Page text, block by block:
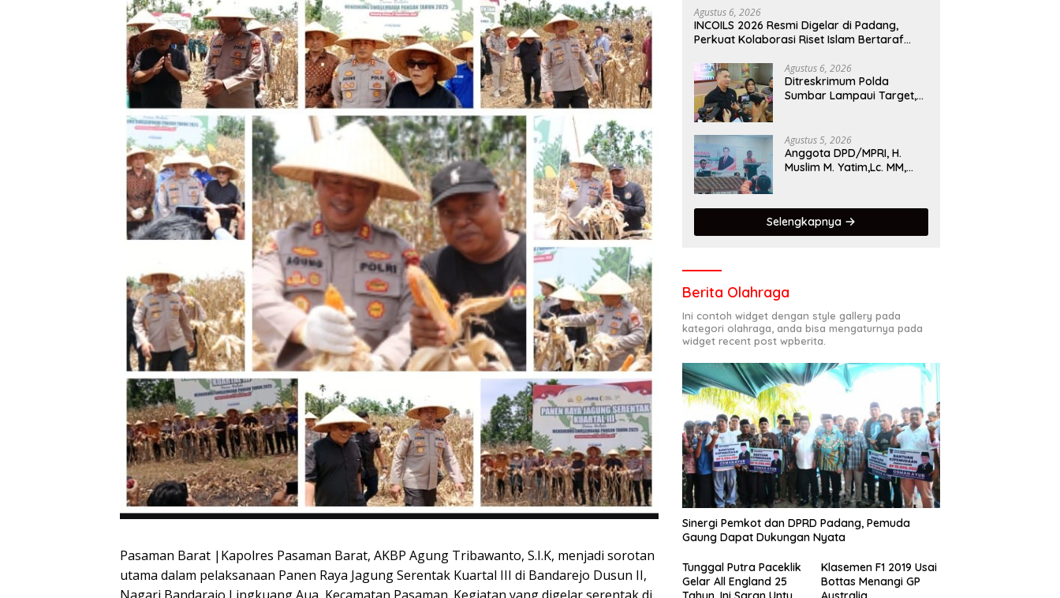
sumbar
tv
live
Pasaman Barat |Kapolres Pasaman Barat, AKBP Agung Tribawanto, S.I.K, menjadi sorotan
utama dalam pelaksanaan Panen Raya Jagung Serentak Kuartal III di Bandarejo Dusun II,
Agustus 6, 2026
INCOILS 2026 Resmi Digelar di Padang,
Perkuat Kolaborasi Riset Islam Bertaraf
Agustus 6, 2026
Ditreskrimum Polda
Sumbar Lampaui Target,
Hasil Maksimal
Agustus 5, 2026
Anggota DPD/MPRI, H.
Muslim M. Yatim,Lc. MM,
satu garda terdepan
dalam Bencana
Selengkapnya
Berita Olahraga
Ini contoh widget dengan style gallery pada
kategori olahraga, anda bisa mengaturnya pada
widget recent post wpberita.
Sinergi Pemkot dan DPRD Padang, Pemuda
Gaung Dapat Dukungan Nyata
Tunggal Putra Paceklik
Gelar All England 25
Klasemen F1 2019 Usai
Bottas Menangi GP